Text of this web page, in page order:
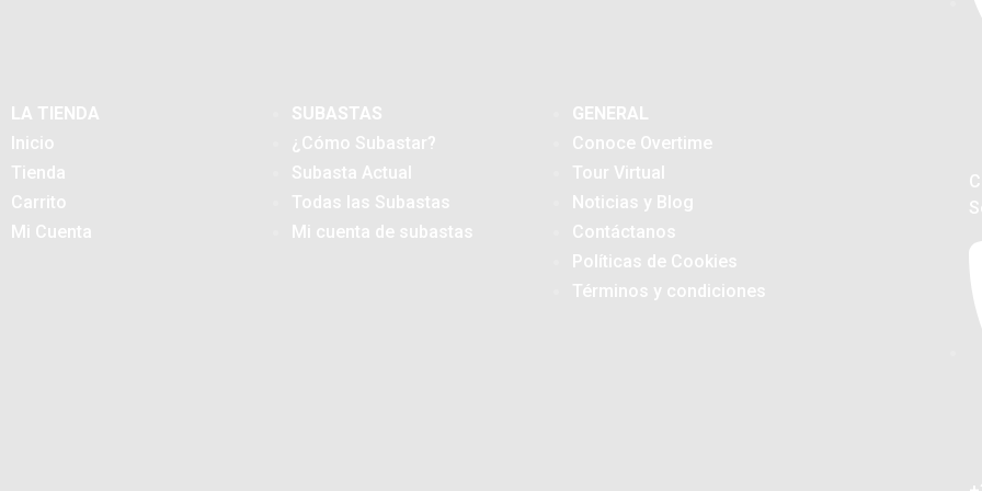
LA TIENDA
Inicio
Tienda
Carrito
Mi Cuenta
SUBASTAS
¿Cómo Subastar?
Subasta Actual
Todas las Subastas
Mi cuenta de subastas
GENERAL
Conoce Overtime
Tour Virtual
Noticias y Blog
Contáctanos
Políticas de Cookies
Términos y condiciones